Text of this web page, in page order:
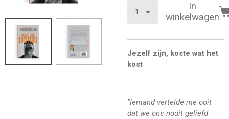
In
winkelwagen
Jezelf zijn, koste wat het
kost
"Iemand vertelde me ooit
dat we ons nooit geliefd